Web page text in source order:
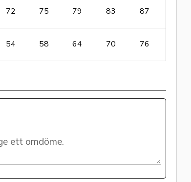
72 75 79 83 87
54 58 64 70 76